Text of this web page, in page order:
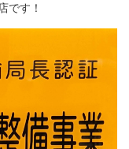
です！